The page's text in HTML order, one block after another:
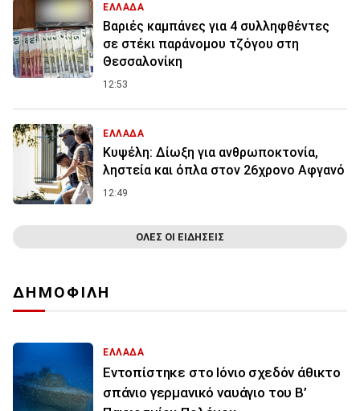
ΕΛΛΑΔΑ
Βαριές καμπάνες για 4 συλληφθέντες
σε στέκι παράνομου τζόγου στη
Θεσσαλονίκη
12:53
ΕΛΛΑΔΑ
Κυψέλη: Δίωξη για ανθρωποκτονία,
ληστεία και όπλα στον 26χρονο Αφγανό
12:49
ΟΛΕΣ ΟΙ ΕΙΔΗΣΕΙΣ
ΔΗΜΟΦΙΛΗ
ΕΛΛΑΔΑ
Εντοπίστηκε στο Ιόνιο σχεδόν άθικτο
σπάνιο γερμανικό ναυάγιο του Β’